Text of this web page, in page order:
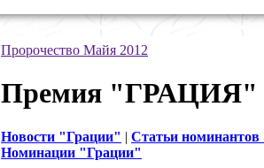
Пророчество Майя 2012
Премия "ГРАЦИЯ"
Новости "Грации" | Статьи
Номинации "Грации"